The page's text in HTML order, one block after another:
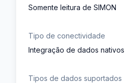
Somente leitura de SIMON
Tipo de conectividade
Integração de dados nativos
Tipos de dados suportados